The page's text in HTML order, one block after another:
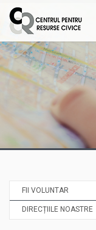
FII VOLUNTAR
DIRECȚIILE NOASTRE